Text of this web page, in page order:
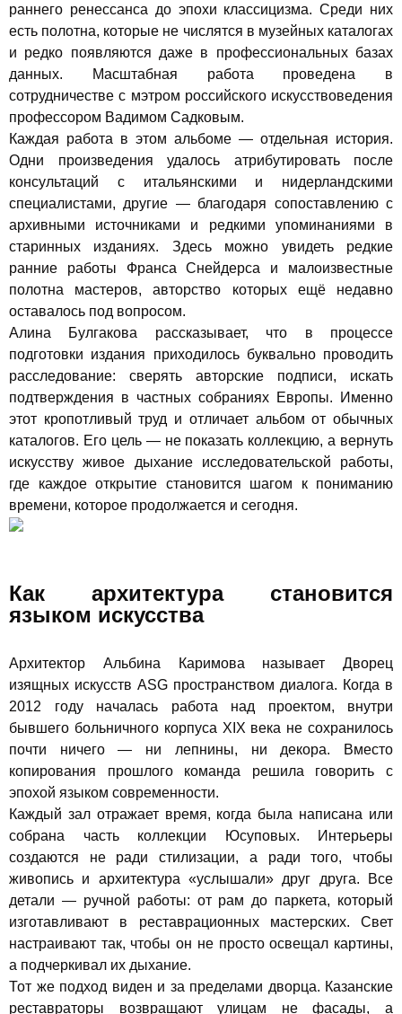
раннего ренессанса до эпохи классицизма. Среди них
есть полотна, которые не числятся в музейных каталогах
и редко появляются даже в профессиональных базах
данных. Масштабная работа проведена в
сотрудничестве с мэтром российского искусствоведения
профессором Вадимом Садковым.
Каждая работа в этом альбоме — отдельная история.
Одни произведения удалось атрибутировать после
консультаций с итальянскими и нидерландскими
специалистами, другие — благодаря сопоставлению с
архивными источниками и редкими упоминаниями в
старинных изданиях. Здесь можно увидеть редкие
ранние работы Франса Снейдерса и малоизвестные
полотна мастеров, авторство которых ещё недавно
оставалось под вопросом.
Алина Булгакова рассказывает, что в процессе
подготовки издания приходилось буквально проводить
расследование: сверять авторские подписи, искать
подтверждения в частных собраниях Европы. Именно
этот кропотливый труд и отличает альбом от обычных
каталогов. Его цель — не показать коллекцию, а вернуть
искусству живое дыхание исследовательской работы,
где каждое открытие становится шагом к пониманию
времени, которое продолжается и сегодня.
Как архитектура становится
языком искусства
Архитектор Альбина Каримова называет Дворец
изящных искусств ASG пространством диалога. Когда в
2012 году началась работа над проектом, внутри
бывшего больничного корпуса XIX века не сохранилось
почти ничего — ни лепнины, ни декора. Вместо
копирования прошлого команда решила говорить с
эпохой языком современности.
Каждый зал отражает время, когда была написана или
собрана часть коллекции Юсуповых. Интерьеры
создаются не ради стилизации, а ради того, чтобы
живопись и архитектура «услышали» друг друга. Все
детали — ручной работы: от рам до паркета, который
изготавливают в реставрационных мастерских. Свет
настраивают так, чтобы он не просто освещал картины,
а подчеркивал их дыхание.
Тот же подход виден и за пределами дворца. Казанские
реставраторы возвращают улицам не фасады, а